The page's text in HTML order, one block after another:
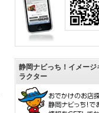
静岡ナビっち！イメージ
ラクター